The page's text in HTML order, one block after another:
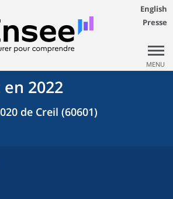
English
Presse
MENU
2022
de Creil (60601)